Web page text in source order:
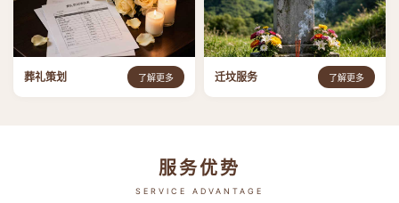
葬礼策划 了解更多 迁坟服务 了解更多
服务优势
SERVICE ADVANTAGE